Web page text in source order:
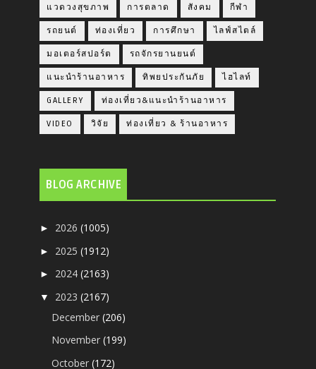
แวดวงสุขภาพ การตลาด สังคม กีฬา
รถยนต์ ท่องเที่ยว การศึกษา ไลฟ์สไตล์
มอเตอร์สปอร์ต รถจักรยานยนต์
แนะนำร้านอาหาร ทิพยประกันภัย ไฮไลท์
GALLERY ท่องเที่ยว&แนะนำร้านอาหาร
VIDEO วิจัย ท่องเที่ยว & ร้านอาหาร
BLOG ARCHIVE
► 2026(1005)
► 2025(1912)
► 2024(2163)
▼ 2023(2167)
December(206)
November(199)
October(172)